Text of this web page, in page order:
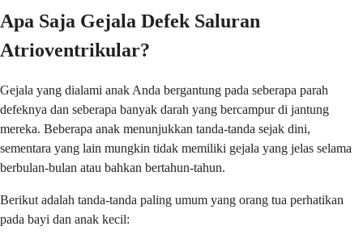
Apa Saja Gejala Defek Saluran
Atrioventrikular?
Gejala yang dialami anak Anda bergantung pada seberapa parah
defeknya dan seberapa banyak darah yang bercampur di jantung
mereka. Beberapa anak menunjukkan tanda-tanda sejak dini,
sementara yang lain mungkin tidak memiliki gejala yang jelas selama
berbulan-bulan atau bahkan bertahun-tahun.
Berikut adalah tanda-tanda paling umum yang orang tua perhatikan
pada bayi dan anak kecil: